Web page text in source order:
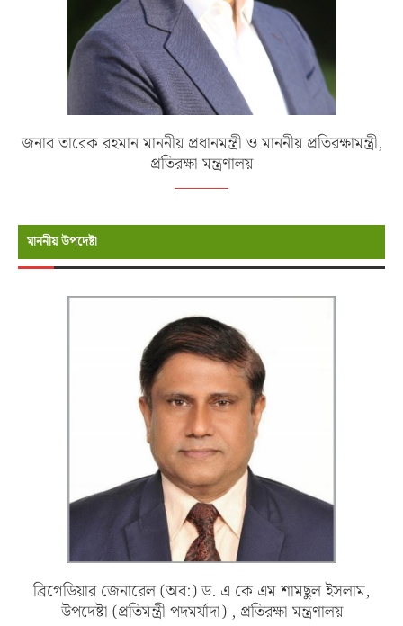
জনাব তারেক রহমান মাননীয় প্রধানমন্ত্রী ও মাননীয় প্রতিরক্ষামন্ত্রী,
প্রতিরক্ষা মন্ত্রণালয়
মাননীয় উপদেষ্টা
ব্রিগেডিয়ার জেনারেল (অব:) ড. এ কে এম শামছুল ইসলাম,
উপদেষ্টা (প্রতিমন্ত্রী পদমর্যাদা) , প্রতিরক্ষা মন্ত্রণালয়